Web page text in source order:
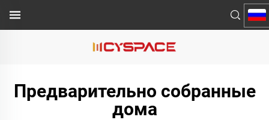
Предварительно собранные
дома